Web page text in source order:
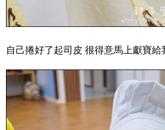
自己捲好了起司皮 很得意馬上獻寶給